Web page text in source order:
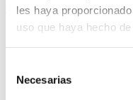
les haya
uso que haya hecho
Necesarias
envases
Frascos farmacia
Tarros farmacia